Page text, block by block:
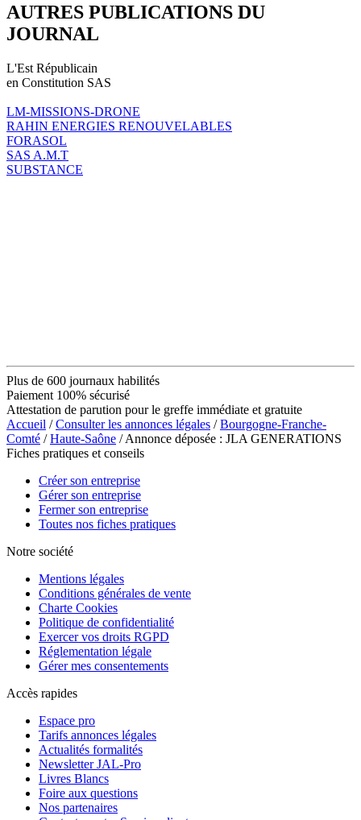
AUTRES PUBLICATIONS DU
JOURNAL
L'Est Républicain
en Constitution SAS
LM-MISSIONS-DRONE
RAHIN ENERGIES RENOUVELABLES
FORASOL
SAS A.M.T
SUBSTANCE
Plus de 600 journaux habilités
Paiement 100% sécurisé
Attestation de parution pour le greffe immédiate et gratuite
Accueil /Consulter les annonces légales /Bourgogne-Franche-
Comté /Haute-Saône / Annonce déposée : JLA GENERATIONS
Fiches pratiques et conseils
Créer son entreprise
Gérer son entreprise
Fermer son entreprise
Toutes nos fiches pratiques
Notre société
Mentions légales
Conditions générales de vente
Charte Cookies
Politique de confidentialité
Exercer vos droits RGPD
Réglementation légale
Gérer mes consentements
Accès rapides
Espace pro
Tarifs annonces légales
Actualités formalités
Newsletter JAL-Pro
Livres Blancs
Foire aux questions
Nos partenaires